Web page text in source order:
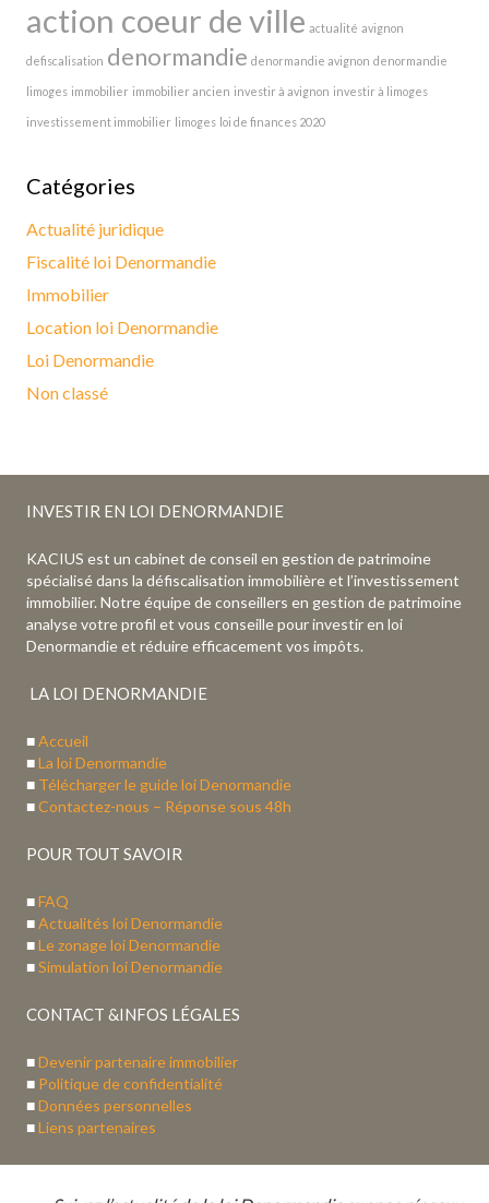
action coeur de ville actualité avignon
defiscalisation denormandie denormandie avignon denormandie
limoges immobilier immobilier ancien investir à avignon investir à limoges
investissement immobilier limoges loi de finances 2020
Catégories
Actualité juridique
Fiscalité loi Denormandie
Immobilier
Location loi Denormandie
Loi Denormandie
Non classé
INVESTIR EN LOI DENORMANDIE
KACIUS est un cabinet de conseil en gestion de patrimoine
spécialisé dans la défiscalisation immobilière et l’investissement
immobilier. Notre équipe de conseillers en gestion de patrimoine
analyse votre profil et vous conseille pour investir en loi
Denormandie et réduire efficacement vos impôts.
LA LOI DENORMANDIE
■Accueil
■La loi Denormandie
■ Télécharger le guide loi Denormandie
■Contactez-nous – Réponse sous 48h
POUR TOUT SAVOIR
■FAQ
■Actualités loi Denormandie
■Le zonage loi Denormandie
■Simulation loi Denormandie
CONTACT &INFOS LÉGALES
■Devenir partenaire immobilier
■ Politique de confidentialité
■Données personnelles
■Liens partenaires